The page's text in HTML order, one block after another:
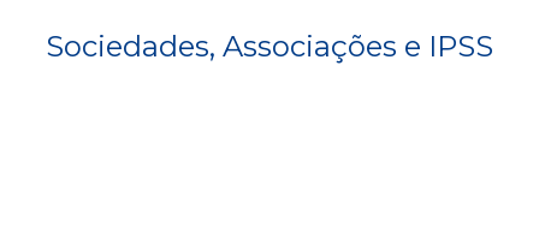
Sociedades, Associações e IPSS